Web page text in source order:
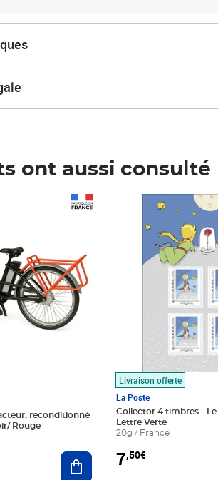
ont aussi consulté
reconditionné
Rouge
Ajouter au panier
Livraison offerte
La Poste
Collector 4 timbres -
Lettre Verte
20g / France
7,50€
Prix 7,50€